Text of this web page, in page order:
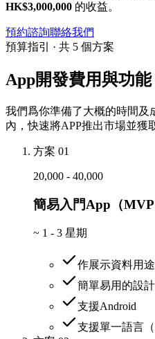
HK$3,000,000 的收益。
預約諮詢聯絡我們
預算指引 · 共 5 個方案
App開發費用與功能
我們爲你準備了大概的時間及
內，快速將APP推出市場並獲
方案 01
20,000 - 40,000
簡易入門App（MVP
~ 1 - 3 星期
作展示資料用
簡單易用的設計
支援Android
支援單一語言